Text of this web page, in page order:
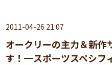
2011-04-26 21:07
オークリーの主力＆新作
す！━スポーツスペシフ